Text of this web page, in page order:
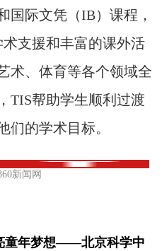
国际文凭（IB）课程，
支援和丰富的课外活
术、体育等各个领域全
TIS帮助学生顺利过渡
们的学术目标。
新闻网
童年梦想——北京科学中